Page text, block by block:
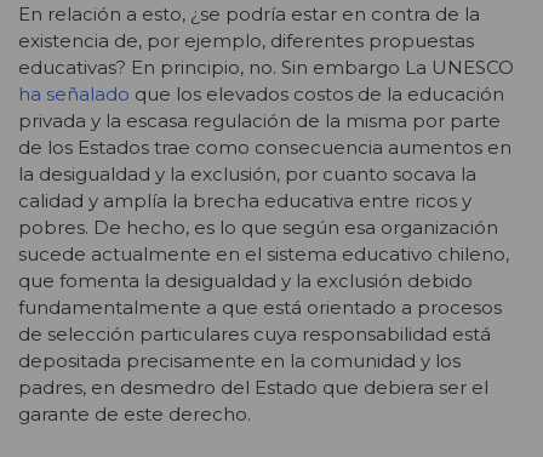
En relación a esto, ¿se podría estar en contra de la
existencia de, por ejemplo, diferentes propuestas
educativas? En principio, no. Sin embargo La UNESCO
ha señalado que los elevados costos de la educación
privada y la escasa regulación de la misma por parte
de los Estados trae como consecuencia aumentos en
la desigualdad y la exclusión, por cuanto socava la
calidad y amplía la brecha educativa entre ricos y
pobres. De hecho, es lo que según esa organización
sucede actualmente en el sistema educativo chileno,
que fomenta la desigualdad y la exclusión debido
fundamentalmente a que está orientado a procesos
de selección particulares cuya responsabilidad está
depositada precisamente en la comunidad y los
padres, en desmedro del Estado que debiera ser el
garante de este derecho.